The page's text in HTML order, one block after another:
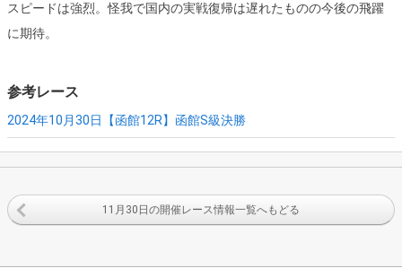
スピードは強烈。怪我で国内の実戦復帰は遅れたものの今後の飛躍
に期待。
参考レース
2024年10月30日【函館12R】 函館S級決勝
11月30日の開催レース情報一覧へもどる